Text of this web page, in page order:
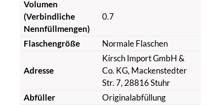
Volumen
(Verbindliche
Nennfüllmengen)
0.7
Flaschengröße Normale Flaschen
Adresse
Kirsch Import GmbH &
Co. KG, Mackenstedter
Str. 7, 28816 Stuhr
Abfüller
Originalabfüllung